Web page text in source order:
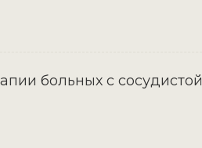
больных с сосудистой